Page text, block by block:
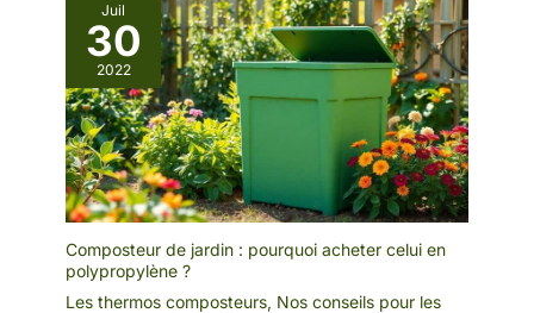
Juil
30
2022
Composteur de jardin : pourquoi acheter celui en
polypropylène ?
Les thermos composteurs, Nos conseils pour les